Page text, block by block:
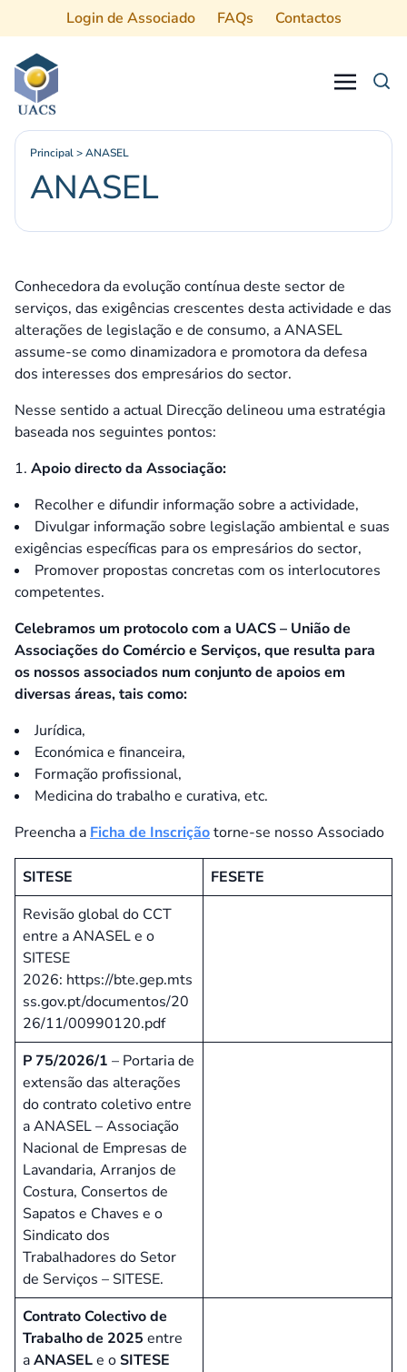
Login de Associado FAQs Contactos
Principal>ANASEL
ANASEL
Conhecedora da evolução contínua deste sector de
serviços, das exigências crescentes desta actividade e das
alterações de legislação e de consumo, a ANASEL
assume-se como dinamizadora e promotora da defesa
dos interesses dos empresários do sector.
Nesse sentido a actual Direcção delineou uma estratégia
baseada nos seguintes pontos:
Apoio directo da Associação:
Recolher e difundir informação sobre a actividade,
Divulgar informação sobre legislação ambiental e suas
exigências específicas para os empresários do sector,
Promover propostas concretas com os interlocutores
competentes.
Celebramos um protocolo com a UACS – União de
Associações do Comércio e Serviços, que resulta para
os nossos associados num conjunto de apoios em
diversas áreas, tais como:
Jurídica,
Económica e financeira,
Formação profissional,
Medicina do trabalho e curativa, etc.
Preencha a Ficha de Inscriçãotorne-se nosso Associado
SITESE
FESETE
Revisão global do CCT
entre a ANASEL e o
SITESE
2026: https://bte.gep.mts
ss.gov.pt/documentos/20
26/11/00990120.pdf
P 75/2026/1 – Portaria de
extensão das alterações
do contrato coletivo entre
a ANASEL – Associação
Nacional de Empresas de
Lavandaria, Arranjos de
Costura, Consertos de
Sapatos e Chaves e o
Sindicato dos
Trabalhadores do Setor
de Serviços – SITESE.
Contrato Colectivo de
Trabalho de 2025 entre
aANASELe oSITESE